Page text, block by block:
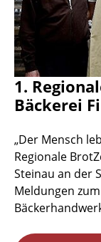
1.
Bäckerei
„Der Mensch
Regionale
Steinau an der
Meldungen